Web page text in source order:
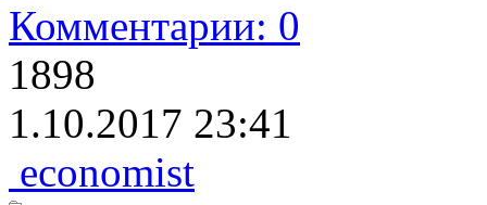
Комментарии: 0
1898
1.10.2017 23:41
economist